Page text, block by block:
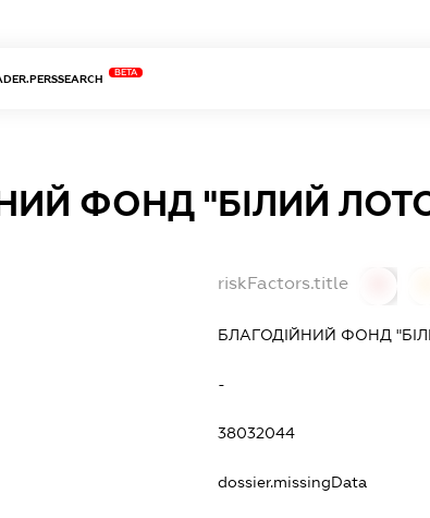
BETA
ФОНД "БІЛИЙ
riskFactors.title
БЛАГОДІЙНИЙ ФОНД
-
38032044
dossier.missingData